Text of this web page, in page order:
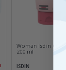
Woman Isdin
200 ml
ISDIN